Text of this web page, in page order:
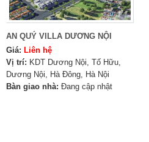
AN QUÝ VILLA DƯƠNG NỘI
Giá: Liên hệ
Vị trí: KDT Dương Nội, Tố Hữu,
Dương Nội, Hà Đông, Hà Nội
Bàn giao nhà: Đang cập nhật